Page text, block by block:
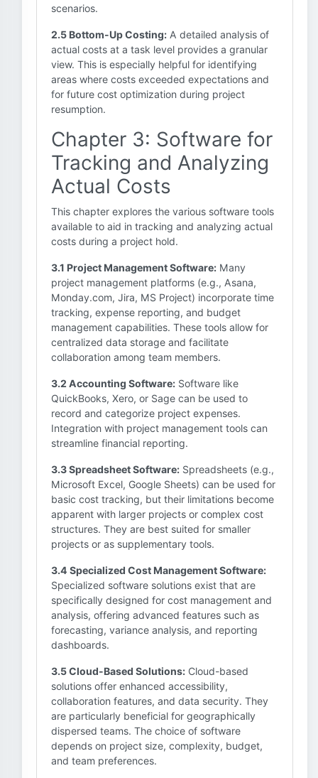
scenarios.
2.5 Bottom-Up Costing: A detailed analysis of
actual costs at a task level provides a granular
view. This is especially helpful for identifying
areas where costs exceeded expectations and
for future cost optimization during project
resumption.
Chapter 3: Software for
Tracking and Analyzing
Actual Costs
This chapter explores the various software tools
available to aid in tracking and analyzing actual
costs during a project hold.
3.1 Project Management Software: Many
project management platforms (e.g., Asana,
Monday.com, Jira, MS Project) incorporate time
tracking, expense reporting, and budget
management capabilities. These tools allow for
centralized data storage and facilitate
collaboration among team members.
3.2 Accounting Software: Software like
QuickBooks, Xero, or Sage can be used to
record and categorize project expenses.
Integration with project management tools can
streamline financial reporting.
3.3 Spreadsheet Software: Spreadsheets (e.g.,
Microsoft Excel, Google Sheets) can be used for
basic cost tracking, but their limitations become
apparent with larger projects or complex cost
structures. They are best suited for smaller
projects or as supplementary tools.
3.4 Specialized Cost Management Software:
Specialized software solutions exist that are
specifically designed for cost management and
analysis, offering advanced features such as
forecasting, variance analysis, and reporting
dashboards.
3.5 Cloud-Based Solutions: Cloud-based
solutions offer enhanced accessibility,
collaboration features, and data security. They
are particularly beneficial for geographically
dispersed teams. The choice of software
depends on project size, complexity, budget,
and team preferences.